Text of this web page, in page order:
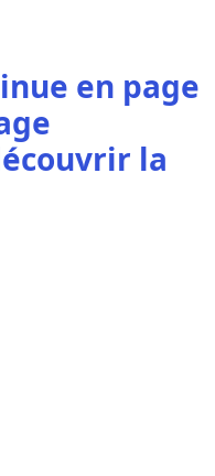
en page
la